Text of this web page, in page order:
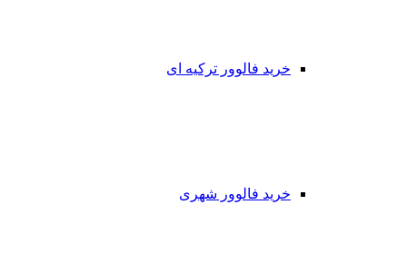
خرید فالوور ترکیه ای
خرید فالوور شهری